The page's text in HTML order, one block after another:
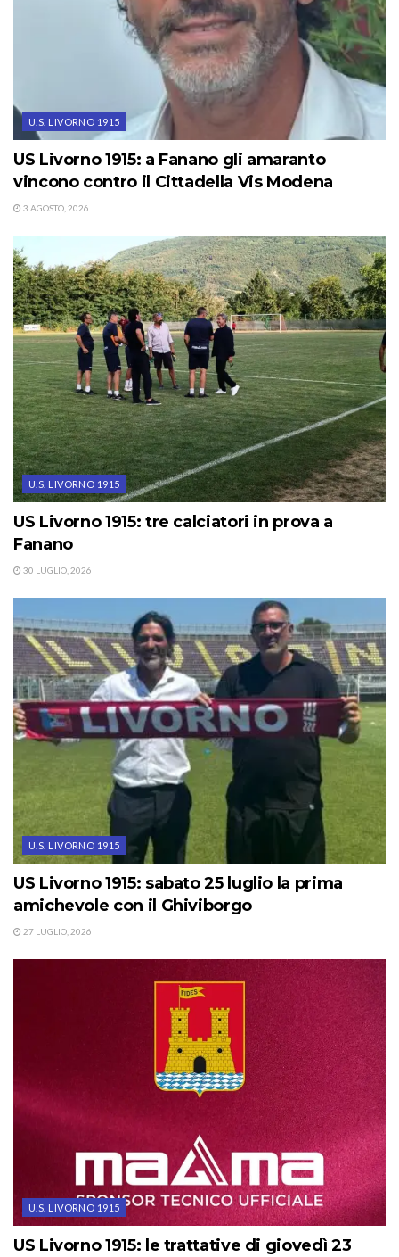
U.S. LIVORNO 1915
US Livorno 1915: a Fanano gli amaranto
vincono contro il Cittadella Vis Modena
3 AGOSTO, 2026
U.S. LIVORNO 1915
US Livorno 1915: tre calciatori in prova a
Fanano
30 LUGLIO, 2026
U.S. LIVORNO 1915
US Livorno 1915: sabato 25 luglio la prima
amichevole con il Ghiviborgo
27 LUGLIO, 2026
U.S. LIVORNO 1915
US Livorno 1915: le trattative di giovedì 23